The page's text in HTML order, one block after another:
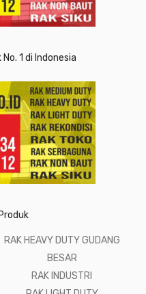
1 di Indonesia
RAK HEAVY DUTY GUDANG
BESAR
RAK INDUSTRI